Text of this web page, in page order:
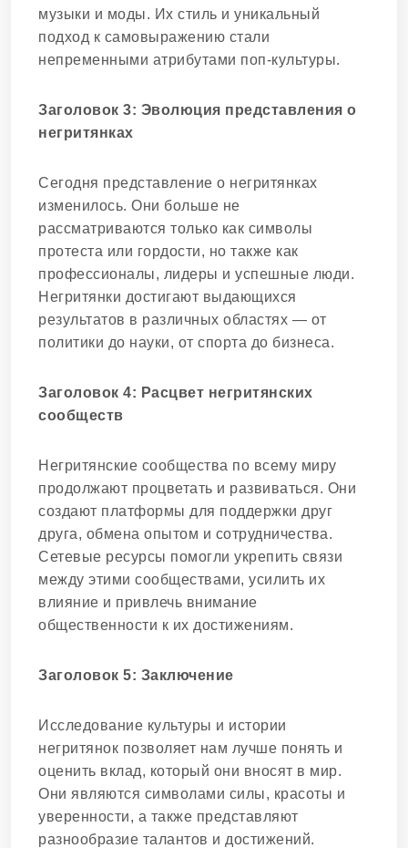
музыки и моды. Их стиль и уникальный
подход к самовыражению стали
непременными атрибутами поп-культуры.
Заголовок 3: Эволюция представления о
негритянках
Сегодня представление о негритянках
изменилось. Они больше не
рассматриваются только как символы
протеста или гордости, но также как
профессионалы, лидеры и успешные люди.
Негритянки достигают выдающихся
результатов в различных областях — от
политики до науки, от спорта до бизнеса.
Заголовок 4: Расцвет негритянских
сообществ
Негритянские сообщества по всему миру
продолжают процветать и развиваться. Они
создают платформы для поддержки друг
друга, обмена опытом и сотрудничества.
Сетевые ресурсы помогли укрепить связи
между этими сообществами, усилить их
влияние и привлечь внимание
общественности к их достижениям.
Заголовок 5: Заключение
Исследование культуры и истории
негритянок позволяет нам лучше понять и
оценить вклад, который они вносят в мир.
Они являются символами силы, красоты и
уверенности, а также представляют
разнообразие талантов и достижений.